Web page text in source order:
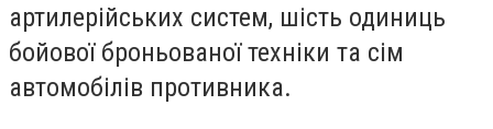
артилерійських систем, шість одиниць
бойової броньованої техніки та сім
автомобілів противника.